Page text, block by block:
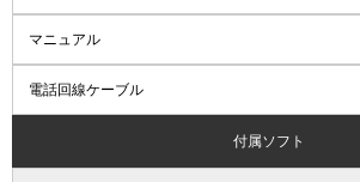
マニュアル
電話回線ケーブル
付属ソフト